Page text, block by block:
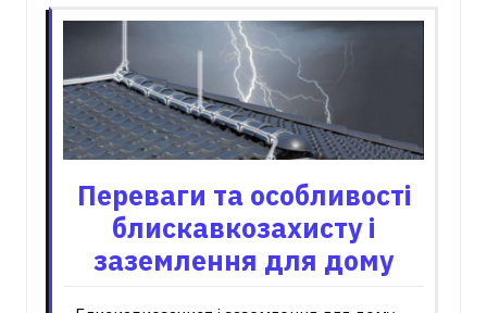
Переваги та особливості
блискавкозахисту і
заземлення для дому